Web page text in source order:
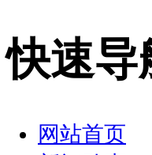
快速导
网站首页